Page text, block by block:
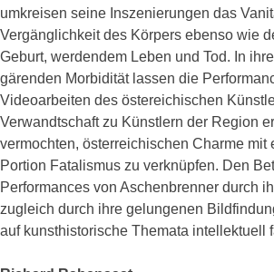
umkreisen seine Inszenierungen das
Vergänglichkeit des Körpers ebenso wie
Geburt, werdendem Leben und Tod. In
gärenden Morbidität lassen die
Videoarbeiten des östereichischen
Verwandtschaft zu Künstlern der Region
vermochten, österreichischen Charme mit
Portion Fatalismus zu verknüpfen. Den
Performances von Aschenbrenner durch
zugleich durch ihre gelungenen
auf kunsthistorische Themata intellektuell